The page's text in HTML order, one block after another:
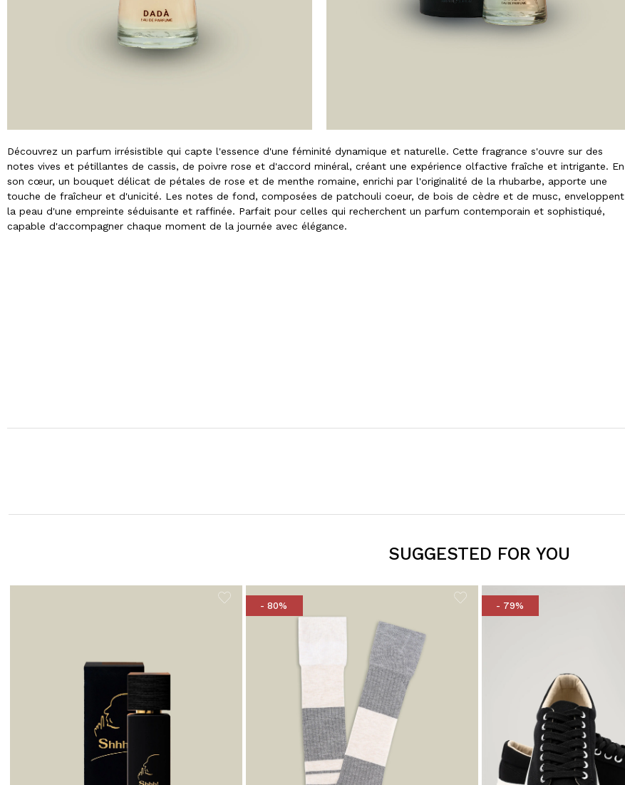
Découvrez un parfum irrésistible qui capte l'essence d'une féminité dynamique et naturelle. Cette fragrance s'ouvre sur des
notes vives et pétillantes de cassis, de poivre rose et d'accord minéral, créant une expérience olfactive fraîche et intrigante. En
son cœur, un bouquet délicat de pétales de rose et de menthe romaine, enrichi par l'originalité de la rhubarbe, apporte une
touche de fraîcheur et d'unicité. Les notes de fond, composées de patchouli coeur, de bois de cèdre et de musc, enveloppent
la peau d'une empreinte séduisante et raffinée. Parfait pour celles qui recherchent un parfum contemporain et sophistiqué,
capable d'accompagner chaque moment de la journée avec élégance.
SUGGESTED FOR YOU
- 80% - 79%